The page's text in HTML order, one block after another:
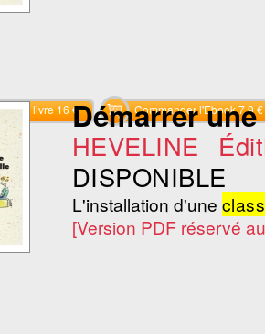
le livre 16 € Commander l'Ebook 7.9 €
Démarrer une
HEVELINE
DISPONIBLE
L'installation d'une
[Version PDF réservé